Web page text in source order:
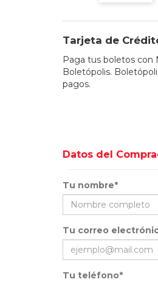
Tarjeta de
Paga tus boletos
Boletópolis.
pagos.
Datos del
Tu nombre*
Tu correo
Tu teléfono*